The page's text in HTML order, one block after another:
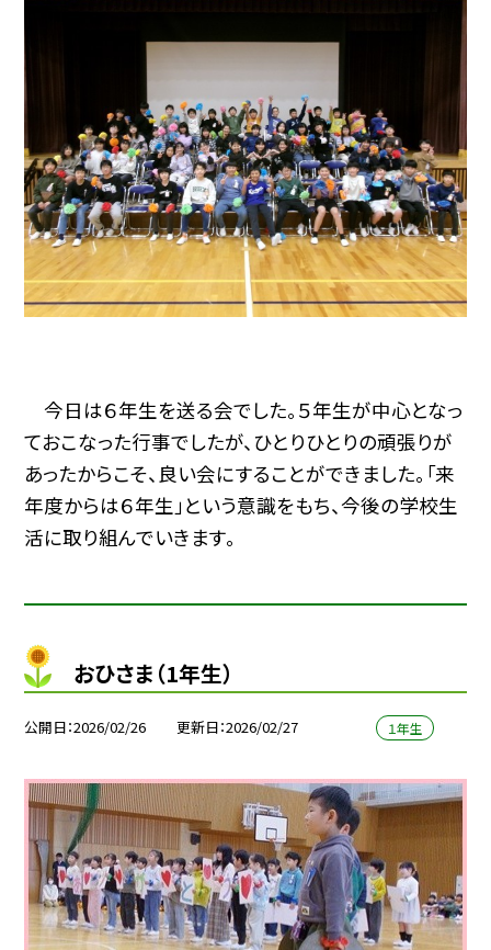
今日は６年生を送る会でした。５年生が中心となっ
ておこなった行事でしたが、ひとりひとりの頑張りが
あったからこそ、良い会にすることができました。「来
年度からは６年生」という意識をもち、今後の学校生
活に取り組んでいきます。
おひさま（1年生）
公開日 2026/02/26 更新日 2026/02/27 １年生